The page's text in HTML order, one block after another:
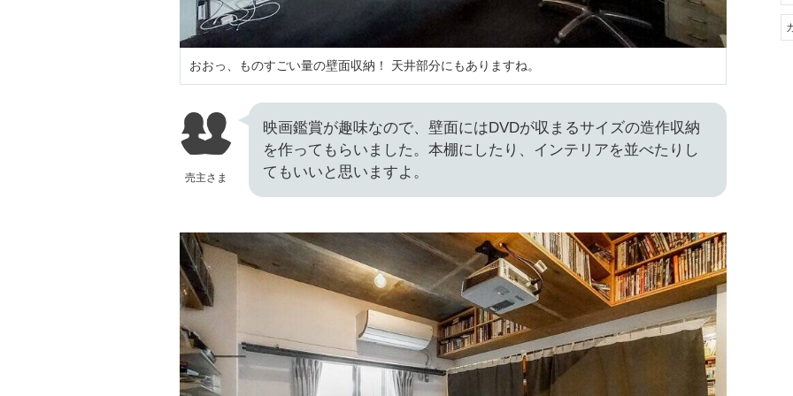
おおっ、ものすごい量の壁面収納！ 天井部分にもありますね。
売主さま
映画鑑賞が趣味なので、壁面にはDVDが収まるサイズの造作収納
を作ってもらいました。本棚にしたり、インテリアを並べたりし
てもいいと思いますよ。